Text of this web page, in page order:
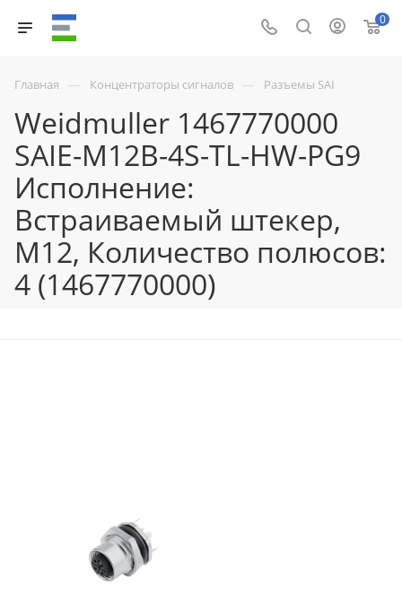
0
Главная — Концентраторы сигналов — Разъемы SAI
Weidmuller 1467770000
SAIE-M12B-4S-TL-HW-PG9
Исполнение:
Встраиваемый штекер,
M12, Количество полюсов:
4 (1467770000)